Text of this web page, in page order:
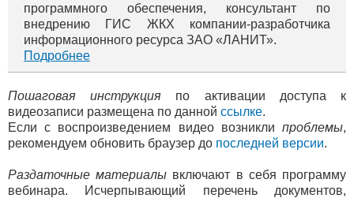
программного обеспечения, консультант по
внедрению ГИС ЖКХ компании-разработчика
информационного ресурса ЗАО «ЛАНИТ».
Подробнее
Пошаговая инструкция по активации доступа к
видеозаписи размещена по данной ссылке.
Если с воспроизведением видео возникли проблемы,
рекомендуем обновить браузер до последней версии.
Раздаточные материалы включают в себя программу
вебинара. Исчерпывающий перечень документов,